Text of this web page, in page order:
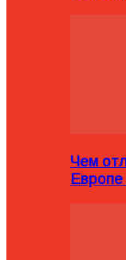
Чем
Европе